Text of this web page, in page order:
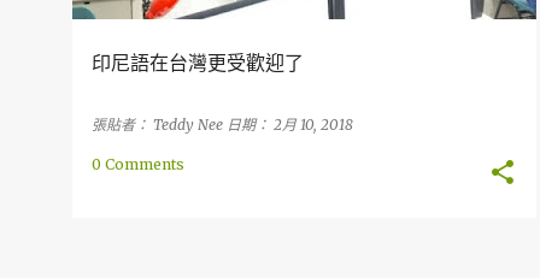
印尼語在台灣更受歡迎了
張貼者： Teddy Nee 日期： 2月 10, 2018
0 Comments